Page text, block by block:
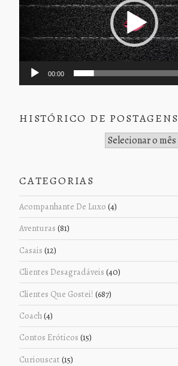
00:00
HISTÓRICO DE POSTAGENS
CATEGORIAS
Acompanhante De Luxo (4)
Aventuras (81)
Casais (12)
Clientes Desagradáveis (40)
Clientes Que Gostei! (687)
Coach(4)
Contos Eróticos (15)
Curiouscat (15)